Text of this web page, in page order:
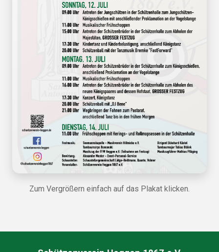
Zum Vergrößern einfach auf das Plakat klicken.